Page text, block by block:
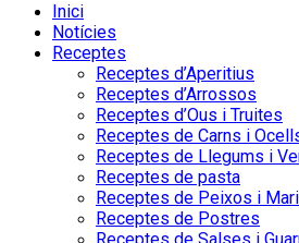
Inici
Notícies
Receptes
Receptes d’Aperitius
Receptes d’Arrossos
Receptes d’Ous i Truites
Receptes de Carns i
Receptes de Llegums i
Receptes de pasta
Receptes de Peixos i
Receptes de Postres